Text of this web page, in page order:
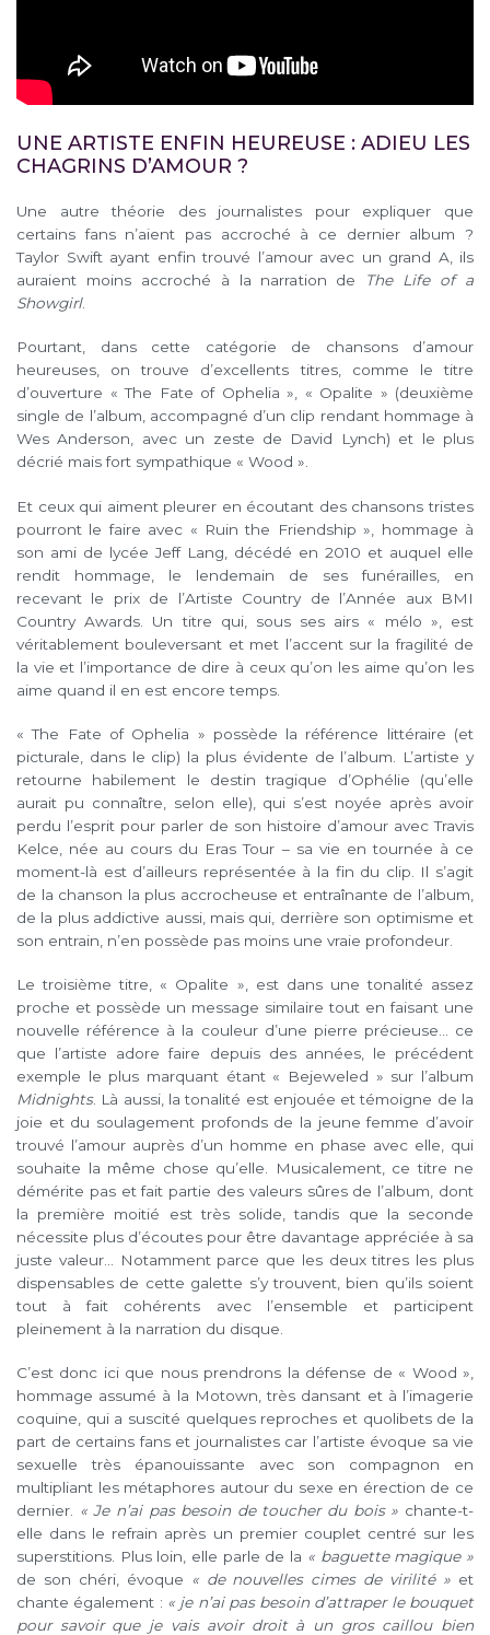
UNE ARTISTE ENFIN HEUREUSE : ADIEU LES
CHAGRINS D’AMOUR ?
Une autre théorie des journalistes pour expliquer que
certains fans n’aient pas accroché à ce dernier album ?
Taylor Swift ayant enfin trouvé l’amour avec un grand A, ils
auraient moins accroché à la narration de The Life of a
Showgirl.
Pourtant, dans cette catégorie de chansons d’amour
heureuses, on trouve d’excellents titres, comme le titre
d’ouverture « The Fate of Ophelia », « Opalite » (deuxième
single de l’album, accompagné d’un clip rendant hommage à
Wes Anderson, avec un zeste de David Lynch) et le plus
décrié mais fort sympathique « Wood ».
Et ceux qui aiment pleurer en écoutant des chansons tristes
pourront le faire avec « Ruin the Friendship », hommage à
son ami de lycée Jeff Lang, décédé en 2010 et auquel elle
rendit hommage, le lendemain de ses funérailles, en
recevant le prix de l’Artiste Country de l’Année aux BMI
Country Awards. Un titre qui, sous ses airs « mélo », est
véritablement bouleversant et met l’accent sur la fragilité de
la vie et l’importance de dire à ceux qu’on les aime qu’on les
aime quand il en est encore temps.
« The Fate of Ophelia » possède la référence littéraire (et
picturale, dans le clip) la plus évidente de l’album. L’artiste y
retourne habilement le destin tragique d’Ophélie (qu’elle
aurait pu connaître, selon elle), qui s’est noyée après avoir
perdu l’esprit pour parler de son histoire d’amour avec Travis
Kelce, née au cours du Eras Tour – sa vie en tournée à ce
moment-là est d’ailleurs représentée à la fin du clip. Il s’agit
de la chanson la plus accrocheuse et entraînante de l’album,
de la plus addictive aussi, mais qui, derrière son optimisme et
son entrain, n’en possède pas moins une vraie profondeur.
Le troisième titre, « Opalite », est dans une tonalité assez
proche et possède un message similaire tout en faisant une
nouvelle référence à la couleur d’une pierre précieuse… ce
que l’artiste adore faire depuis des années, le précédent
exemple le plus marquant étant « Bejeweled » sur l’album
Midnights. Là aussi, la tonalité est enjouée et témoigne de la
joie et du soulagement profonds de la jeune femme d’avoir
trouvé l’amour auprès d’un homme en phase avec elle, qui
souhaite la même chose qu’elle. Musicalement, ce titre ne
démérite pas et fait partie des valeurs sûres de l’album, dont
la première moitié est très solide, tandis que la seconde
nécessite plus d’écoutes pour être davantage appréciée à sa
juste valeur… Notamment parce que les deux titres les plus
dispensables de cette galette s’y trouvent, bien qu’ils soient
tout à fait cohérents avec l’ensemble et participent
pleinement à la narration du disque.
C’est donc ici que nous prendrons la défense de « Wood »,
hommage assumé à la Motown, très dansant et à l’imagerie
coquine, qui a suscité quelques reproches et quolibets de la
part de certains fans et journalistes car l’artiste évoque sa vie
sexuelle très épanouissante avec son compagnon en
multipliant les métaphores autour du sexe en érection de ce
dernier. « Je n’ai pas besoin de toucher du bois » chante-t-
elle dans le refrain après un premier couplet centré sur les
superstitions. Plus loin, elle parle de la « baguette magique »
de son chéri, évoque « de nouvelles cimes de virilité » et
chante également : « je n’ai pas besoin d’attraper le bouquet
pour savoir que je vais avoir droit à un gros caillou bien